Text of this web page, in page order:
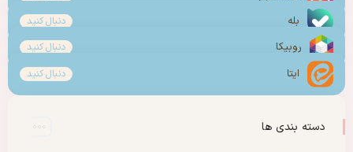
بله دنبال کنید
روبیکا دنبال کنید
ایتا دنبال کنید
دسته بندی ها